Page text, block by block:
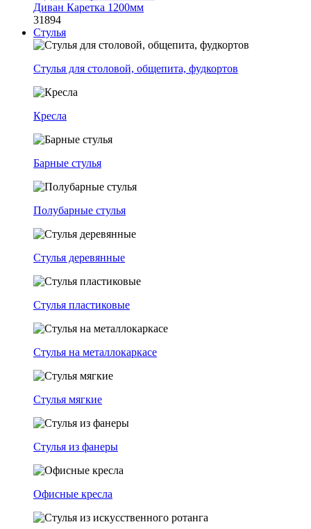
Диван Каретка 1200мм
31894
Стулья
Стулья для столовой, общепита, фудкортов
Кресла
Барные стулья
Полубарные стулья
Стулья деревянные
Стулья пластиковые
Стулья на металлокаркасе
Стулья мягкие
Стулья из фанеры
Офисные кресла